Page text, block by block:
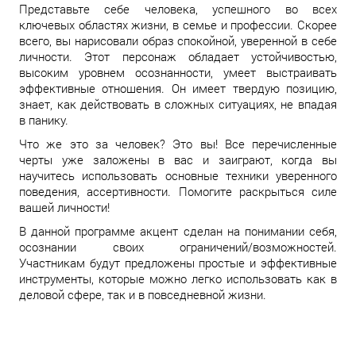
Представьте себе человека, успешного во всех
ключевых областях жизни, в семье и профессии. Скорее
всего, вы нарисовали образ спокойной, уверенной в себе
личности. Этот персонаж обладает устойчивостью,
высоким уровнем осознанности, умеет выстраивать
эффективные отношения. Он имеет твердую позицию,
знает, как действовать в сложных ситуациях, не впадая
в панику.
Что же это за человек? Это вы! Все перечисленные
черты уже заложены в вас и заиграют, когда вы
научитесь использовать основные техники уверенного
поведения, ассертивности. Помогите раскрыться силе
вашей личности!
В данной программе акцент сделан на понимании себя,
осознании своих ограничений/возможностей.
Участникам будут предложены простые и эффективные
инструменты, которые можно легко использовать как в
деловой сфере, так и в повседневной жизни.